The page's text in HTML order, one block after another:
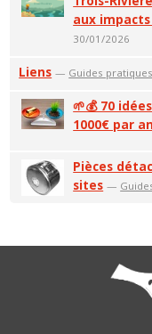
aux
30/01/2026
Liens — Guides pratiques
🌱💰 70
1000€ par an
Pièces
sites —